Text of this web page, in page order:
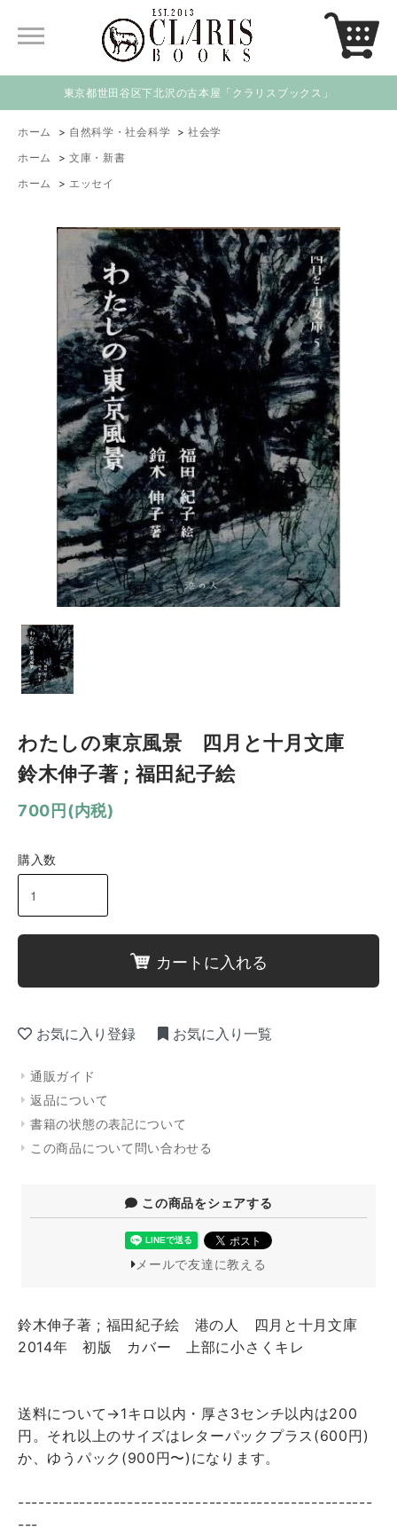
東京都世田谷区下北沢の古本屋「クラリスブックス」
ホーム > 自然科学・社会科学 >社会学
ホーム
> 文庫・新書
ホーム
> エッセイ
わたしの東京風景 四月と十月文庫
鈴木伸子著 ; 福田紀子絵
700円(内税)
購入数
カートに入れる
お気に入り登録 お気に入り一覧
通販ガイド
返品について
書籍の状態の表記について
この商品について問い合わせる
この商品をシェアする
メールで友達に教える
鈴木伸子著 ; 福田紀子絵 港の人 四月と十月文庫
2014年 初版 カバー 上部に小さくキレ
送料について→1キロ以内・厚さ3センチ以内は200
円。それ以上のサイズはレターパックプラス(600円)
か、ゆうパック(900円〜)になります。
----------------------------------------------------
---